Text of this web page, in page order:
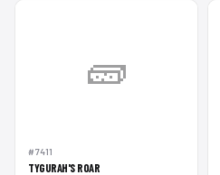
🧱
#7411
TYGURAH'S ROAR